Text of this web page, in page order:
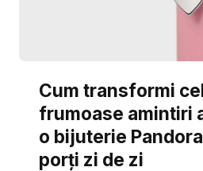
Cum transformi
frumoase amintiri
o bijuterie
porți zi de zi